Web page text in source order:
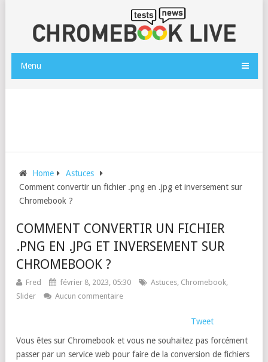
Menu
Home
Astuces
Comment convertir un fichier .png en .jpg et inversement sur
Chromebook ?
COMMENT CONVERTIR UN FICHIER
.PNG EN .JPG ET INVERSEMENT SUR
CHROMEBOOK ?
Fred février 8, 2023, 05:30 Astuces, Chromebook,
Slider
Aucun commentaire
Tweet
Vous êtes sur Chromebook et vous ne souhaitez pas forcément
passer par un service web pour faire de la conversion de fichiers